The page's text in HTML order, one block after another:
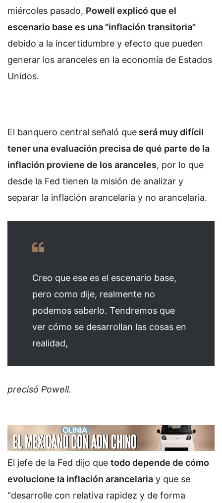
miércoles pasado, Powell explicó que el
escenario base es una “inflación transitoria”
debido a la incertidumbre y efecto que pueden
generar los aranceles en la economía de Estados
Unidos.
El banquero central señaló que será muy difícil
tener una evaluación precisa de qué parte de la
inflación proviene de los aranceles, por lo que
desde la Fed tienen la misión de analizar y
separar la inflación arancelaria y no arancelaria.
Creo que ese es el escenario base,
pero como dije, realmente no
podemos saberlo. Tendremos que
ver cómo se desarrollan las cosas en
realidad,
precisó Powell.
El jefe de la Fed dijo que todo depende de cómo
evolucione la inflación arancelaria y que se
“desarrolle con relativa rapidez y de forma